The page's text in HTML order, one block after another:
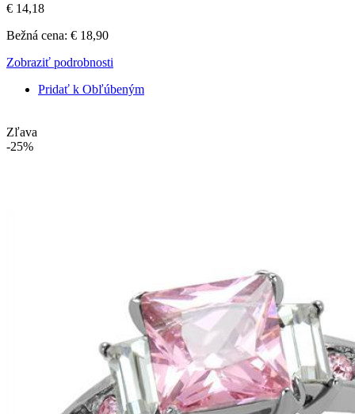
€ 14,18
Bežná cena: € 18,90
Zobraziť podrobnosti
Pridať k Obľúbeným
Zľava
-25%